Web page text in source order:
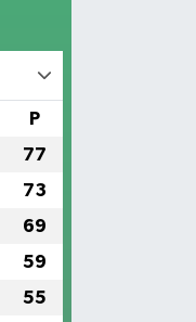
P
77
73
69
59
55